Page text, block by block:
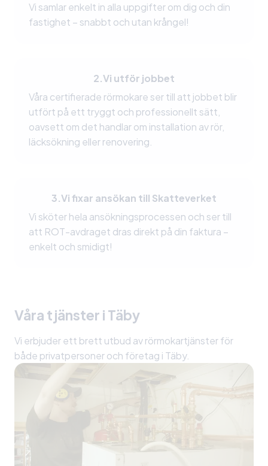
Vi samlar enkelt in alla uppgifter om dig och din
fastighet – snabbt och utan krångel!
2.Vi utför jobbet
Våra certifierade rörmokare ser till att jobbet blir
utfört på ett tryggt och professionellt sätt,
oavsett om det handlar om installation av rör,
läcksökning eller renovering.
3.Vi fixar ansökan till Skatteverket
Vi sköter hela ansökningsprocessen och ser till
att ROT-avdraget dras direkt på din faktura –
enkelt och smidigt!
Våra tjänster i Täby
Vi erbjuder ett brett utbud av rörmokartjänster för
både privatpersoner och företag i Täby.